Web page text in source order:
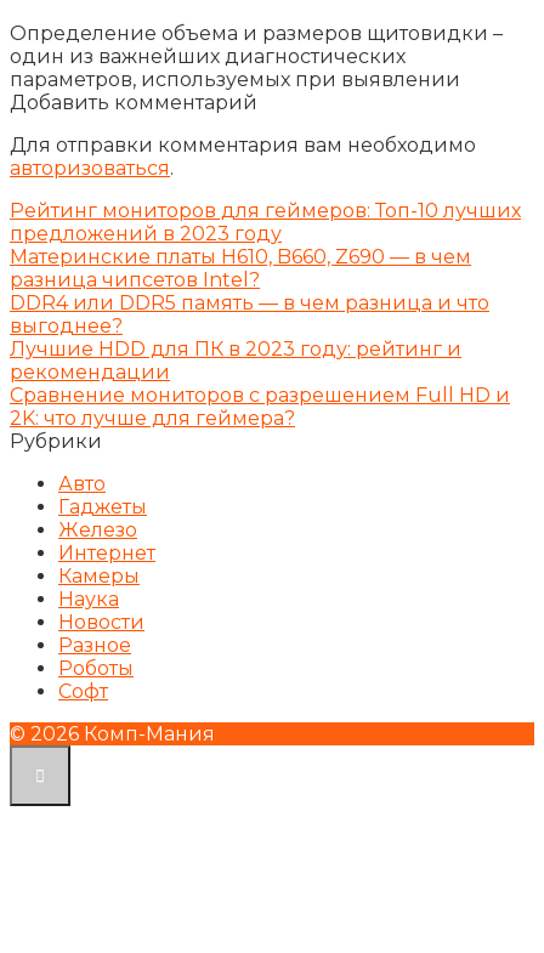
Определение объема и размеров щитовидки –
один из важнейших диагностических
параметров, используемых при выявлении
Добавить комментарий
Для отправки комментария вам необходимо
авторизоваться.
Рейтинг мониторов для геймеров: Топ-10 лучших
предложений в 2023 году
Материнские платы H610, B660, Z690 — в чем
разница чипсетов Intel?
DDR4 или DDR5 память — в чем разница и что
выгоднее?
Лучшие HDD для ПК в 2023 году: рейтинг и
рекомендации
Сравнение мониторов с разрешением Full HD и
2K: что лучше для геймера?
Рубрики
Авто
Гаджеты
Железо
Интернет
Камеры
Наука
Новости
Разное
Роботы
Софт
© 2026 Комп-Мания